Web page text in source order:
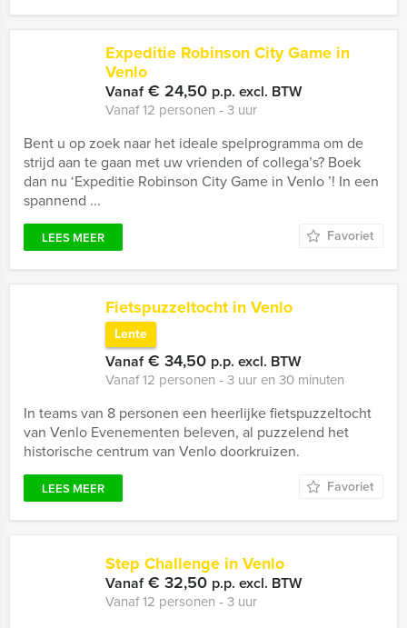
Expeditie Robinson City Game in
Venlo
Vanaf€ 24,50 p.p. excl. BTW
Vanaf 12 personen ‐ 3 uur
Bent u op zoek naar het ideale spelprogramma om de
strijd aan te gaan met uw vrienden of collega’s? Boek
dan nu ‘Expeditie Robinson City Game in Venlo ’! In een
spannend ...
LEES MEER Favoriet
Fietspuzzeltocht in Venlo
Lente
Vanaf€ 34,50 p.p. excl. BTW
Vanaf 12 personen ‐ 3 uur en 30 minuten
In teams van 8 personen een heerlijke fietspuzzeltocht
van Venlo Evenementen beleven, al puzzelend het
historische centrum van Venlo doorkruizen.
LEES MEER Favoriet
Step Challenge in Venlo
Vanaf€ 32,50 p.p. excl. BTW
Vanaf 12 personen ‐ 3 uur